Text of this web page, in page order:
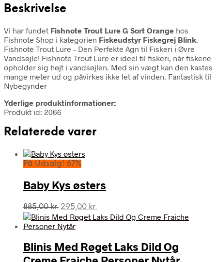
Beskrivelse
Vi har fundet Fishnote Trout Lure G Sort Orange hos
Fishnote Shop i kategorien Fiskeudstyr Fiskegrej Blink.
Fishnote Trout Lure – Den Perfekte Agn til Fiskeri i Øvre
Vandsøjle! Fishnote Trout Lure er ideel til fiskeri, når fiskene
opholder sig højt i vandsøjlen. Med sin vægt kan den kastes
mange meter ud og påvirkes ikke let af vinden. Fantastisk til
Nybegynder
Yderlige produktinformationer:
Produkt id: 2066
Relaterede varer
På Udsalg! 67%
Baby Kys østers
885,00kr. Den
oprindelige
pris
885,00 kr..
295,00 kr.
aktuelle
295,00 kr..
Blinis Med Røget Laks Dild Og